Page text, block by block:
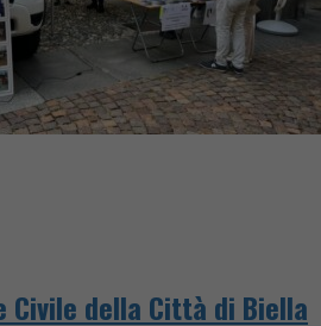
Civile della Città di Biella